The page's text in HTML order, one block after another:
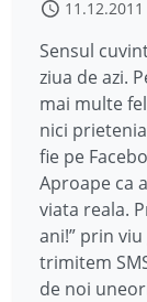
11.12.2011
Sensul
ziua de azi.
mai multe
nici
fie pe
Aproape ca
viata reala.
ani!” prin
trimitem
de noi